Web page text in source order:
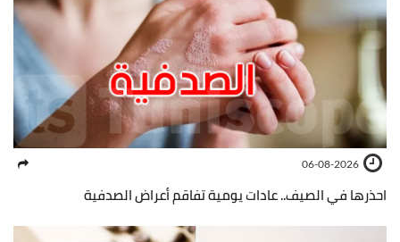
06-08-2026
احذرها في الصيف.. عادات يومية تفاقم أعراض الصدفية